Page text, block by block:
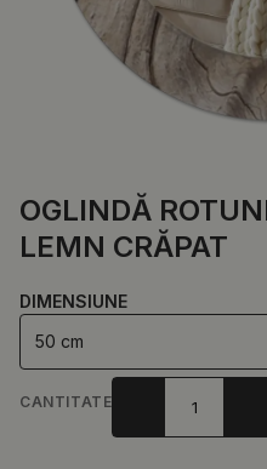
OGLINDĂ
LEMN CRĂPAT
DIMENSIUNE
50 cm
CANTITATE